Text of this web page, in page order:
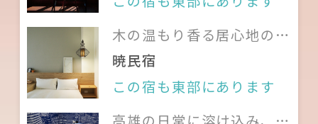
当宿泊施設では、レシートの発行
は行っておりません。
貴重品類はご自身にて保管してくだ
さい。宿泊施設は一切の保管責任
分、料金は約590元（時間と
料金は参考）木の温もり香る居心地のい
い家
暁民宿
この宿も東部にあります